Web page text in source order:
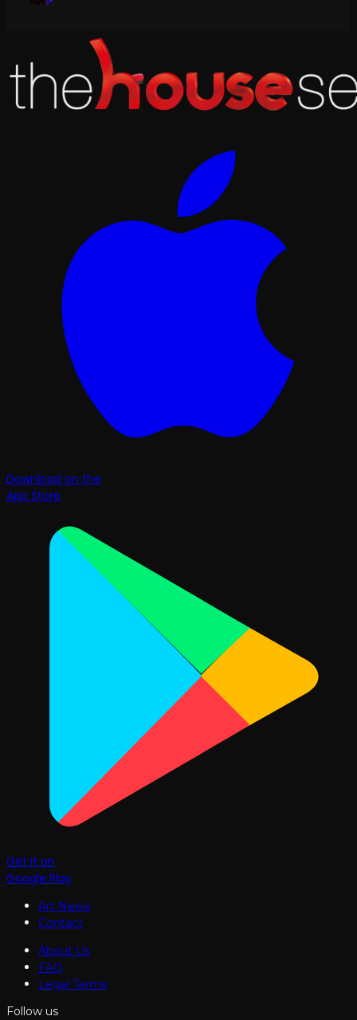
Download on the
App Store
Get it on
Google Play
Art News
Contact
About Us
FAQ
Legal Terms
Follow us